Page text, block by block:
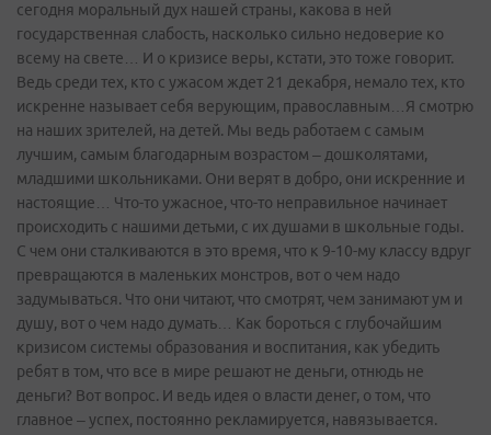
сегодня моральный дух нашей страны, какова в ней
государственная слабость, насколько сильно недоверие ко
всему на свете… И о кризисе веры, кстати, это тоже говорит.
Ведь среди тех, кто с ужасом ждет 21 декабря, немало тех, кто
искренне называет себя верующим, православным…Я смотрю
на наших зрителей, на детей. Мы ведь работаем с самым
лучшим, самым благодарным возрастом – дошколятами,
младшими школьниками. Они верят в добро, они искренние и
настоящие… Что-то ужасное, что­-то неправильное начинает
происходить с нашими детьми, с их душами в школьные годы.
С чем они сталкиваются в это время, что к 9-10-му классу вдруг
превращаются в маленьких монстров, вот о чем надо
задумываться. Что они читают, что смотрят, чем занимают ум и
душу, вот о чем надо думать… Как бороться с глубочайшим
кризисом системы образования и воспитания, как убедить
ребят в том, что все в мире решают не деньги, отнюдь не
деньги? Вот вопрос. И ведь идея о власти денег, о том, что
главное – успех, постоянно рекламируется, навязывается.